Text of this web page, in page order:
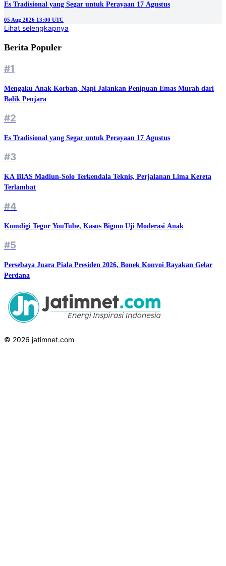
Es Tradisional yang Segar untuk Perayaan 17 Agustus
05 Aug 2026 13:00 UTC
Lihat selengkapnya
Berita Populer
#1
Mengaku Anak Korban, Napi Jalankan Penipuan Emas Murah dari
Balik Penjara
#2
Es Tradisional yang Segar untuk Perayaan 17 Agustus
#3
KA BIAS Madiun-Solo Terkendala Teknis, Perjalanan Lima Kereta
Terlambat
#4
Komdigi Tegur YouTube, Kasus Bigmo Uji Moderasi Anak
#5
Persebaya Juara Piala Presiden 2026, Bonek Konvoi Rayakan Gelar
Perdana
© 2026 jatimnet.com